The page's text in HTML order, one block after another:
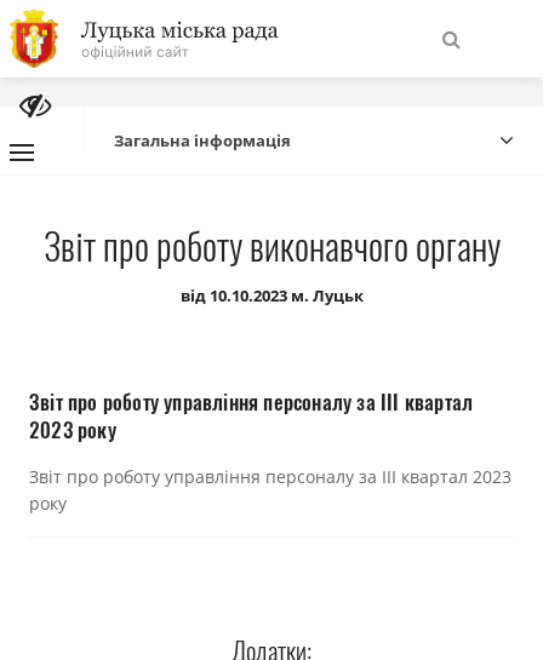
На
головну
сайту
Про місто
Міська влада
Публічна інформація
Загальна інформація
Звіт про роботу виконавчого органу
від 10.10.2023 м. Луцьк
Звіт про роботу управління персоналу за ІІІ квартал
2023 року
Звіт про роботу управління персоналу за ІІІ квартал 2023
року
Додатки: